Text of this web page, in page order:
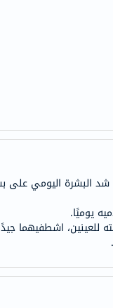
البشرة اليومي على
للعينين، اشطفيهما